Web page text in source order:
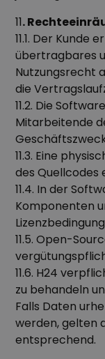
11.
11.1. Der Kunde
übertragbares
Nutzungsrecht
die
11.2. Die
Mitarbeitende
11.3. Eine
des Quellcodes
11.4. In der
Komponenten
11.5. Open-
11.6. H24
zu behandeln
Falls Daten
werden, gelten
entsprechend.